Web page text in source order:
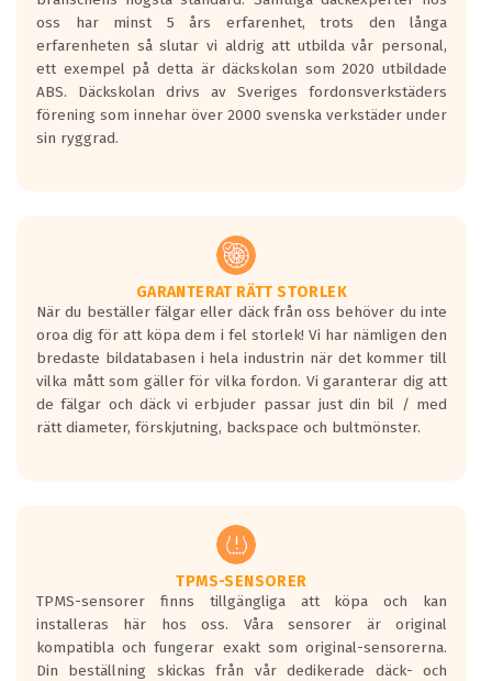
Inga D eller G betyg delas ut för
personbilar och lätta lastbilar.
Betyget sätts efter ett test där däcken
skall bromsa in på en väg där det ligger
0.5-1.5 mm vatten.
I 80km/h kommer skillnaden på
Vid körning i över 50km/h brukar
rullmotståndets ljud överträffa
motorljudet.
På däckmärkningen kommer det finnas
en symbol av ett däck med vågar. Hög
bullernivå markeras med svarta vågor
medans de vita vågorna påvisar om det är
ett tyst däck.
regelverket som introduceras år 2016.
Ett däck med två svarta vågor är redan
godkända för år 2016 nya regelverk.
Ett däck med en svart våg kommer vara
minst tre decibel tystare än det
regelverk som börjar gälla 2016.
oss har minst 5 års erfarenhet, trots den långa
erfarenheten så slutar vi aldrig att utbilda vår personal,
ett exempel på detta är däckskolan som 2020 utbildade
ABS. Däckskolan drivs av Sveriges fordonsverkstäders
förening som innehar över 2000 svenska verkstäder under
sin ryggrad.
GARANTERAT RÄTT STORLEK
När du beställer fälgar eller däck från oss behöver du inte
oroa dig för att köpa dem i fel storlek! Vi har nämligen den
bredaste bildatabasen i hela industrin när det kommer till
vilka mått som gäller för vilka fordon. Vi garanterar dig att
de fälgar och däck vi erbjuder passar just din bil / med
rätt diameter, förskjutning, backspace och bultmönster.
TPMS-SENSORER
TPMS-sensorer finns tillgängliga att köpa och kan
installeras här hos oss. Våra sensorer är original
kompatibla och fungerar exakt som original-sensorerna.
Din beställning skickas från vår dedikerade däck- och